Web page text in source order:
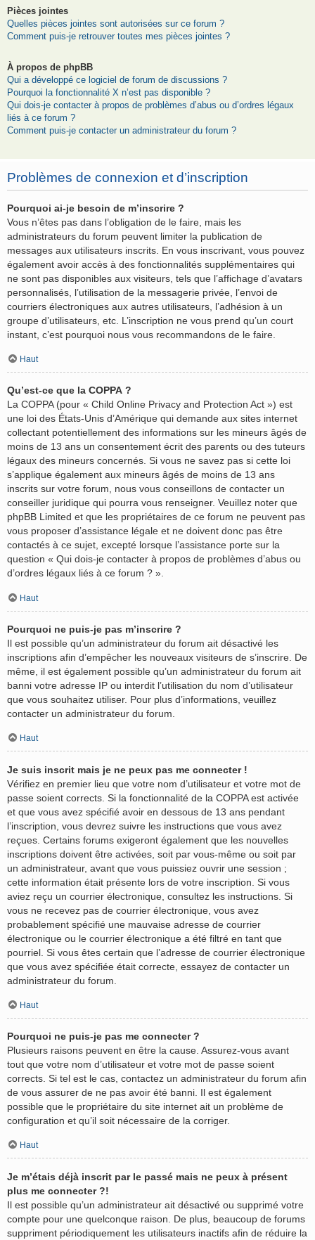
Pièces jointes
Quelles pièces jointes sont autorisées sur ce forum ?
Comment puis-je retrouver toutes mes pièces jointes ?
À propos de phpBB
Qui a développé ce logiciel de forum de discussions ?
Pourquoi la fonctionnalité X n’est pas disponible ?
Qui dois-je contacter à propos de problèmes d’abus ou d’ordres légaux
liés à ce forum ?
Comment puis-je contacter un administrateur du forum ?
Problèmes de connexion et d’inscription
Pourquoi ai-je besoin de m’inscrire ?
Vous n’êtes pas dans l’obligation de le faire, mais les
administrateurs du forum peuvent limiter la publication de
messages aux utilisateurs inscrits. En vous inscrivant, vous pouvez
également avoir accès à des fonctionnalités supplémentaires qui
ne sont pas disponibles aux visiteurs, tels que l’affichage d’avatars
personnalisés, l’utilisation de la messagerie privée, l’envoi de
courriers électroniques aux autres utilisateurs, l’adhésion à un
groupe d’utilisateurs, etc. L’inscription ne vous prend qu’un court
instant, c’est pourquoi nous vous recommandons de le faire.
Haut
Qu’est-ce que la COPPA ?
La COPPA (pour « Child Online Privacy and Protection Act ») est
une loi des États-Unis d’Amérique qui demande aux sites internet
collectant potentiellement des informations sur les mineurs âgés de
moins de 13 ans un consentement écrit des parents ou des tuteurs
légaux des mineurs concernés. Si vous ne savez pas si cette loi
s’applique également aux mineurs âgés de moins de 13 ans
inscrits sur votre forum, nous vous conseillons de contacter un
conseiller juridique qui pourra vous renseigner. Veuillez noter que
phpBB Limited et que les propriétaires de ce forum ne peuvent pas
vous proposer d’assistance légale et ne doivent donc pas être
contactés à ce sujet, excepté lorsque l’assistance porte sur la
question « Qui dois-je contacter à propos de problèmes d’abus ou
d’ordres légaux liés à ce forum ? ».
Haut
Pourquoi ne puis-je pas m’inscrire ?
Il est possible qu’un administrateur du forum ait désactivé les
inscriptions afin d’empêcher les nouveaux visiteurs de s’inscrire. De
même, il est également possible qu’un administrateur du forum ait
banni votre adresse IP ou interdit l’utilisation du nom d’utilisateur
que vous souhaitez utiliser. Pour plus d’informations, veuillez
contacter un administrateur du forum.
Haut
Je suis inscrit mais je ne peux pas me connecter !
Vérifiez en premier lieu que votre nom d’utilisateur et votre mot de
passe soient corrects. Si la fonctionnalité de la COPPA est activée
et que vous avez spécifié avoir en dessous de 13 ans pendant
l’inscription, vous devrez suivre les instructions que vous avez
reçues. Certains forums exigeront également que les nouvelles
inscriptions doivent être activées, soit par vous-même ou soit par
un administrateur, avant que vous puissiez ouvrir une session ;
cette information était présente lors de votre inscription. Si vous
aviez reçu un courrier électronique, consultez les instructions. Si
vous ne recevez pas de courrier électronique, vous avez
probablement spécifié une mauvaise adresse de courrier
électronique ou le courrier électronique a été filtré en tant que
pourriel. Si vous êtes certain que l’adresse de courrier électronique
que vous avez spécifiée était correcte, essayez de contacter un
administrateur du forum.
Haut
Pourquoi ne puis-je pas me connecter ?
Plusieurs raisons peuvent en être la cause. Assurez-vous avant
tout que votre nom d’utilisateur et votre mot de passe soient
corrects. Si tel est le cas, contactez un administrateur du forum afin
de vous assurer de ne pas avoir été banni. Il est également
possible que le propriétaire du site internet ait un problème de
configuration et qu’il soit nécessaire de la corriger.
Haut
Je m’étais déjà inscrit par le passé mais ne peux à présent
plus me connecter ?!
Il est possible qu’un administrateur ait désactivé ou supprimé votre
compte pour une quelconque raison. De plus, beaucoup de forums
suppriment périodiquement les utilisateurs inactifs afin de réduire la